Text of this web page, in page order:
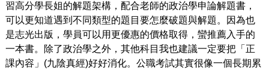
習高分學長姐的解題架構，配合老師的政治學申論解題書，
可以更知道遇到不同類型的題目要怎麼破題與解題。因為也
是志光出版，學員可以用更優惠的價格取得，蠻推薦入手的
一本書。除了政治學之外，其他科目我也建議一定要把「正
課內容」(九陰真經)好好消化。公職考試其實很像一個長期累